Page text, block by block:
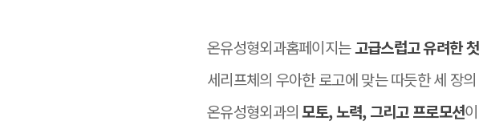
온유성형외과홈페이지는고급스럽고 유려한
세리프체의 우아한 로고에 맞는 따듯한 세 장
온유성형외과의모토, 노력, 그리고 프로모션